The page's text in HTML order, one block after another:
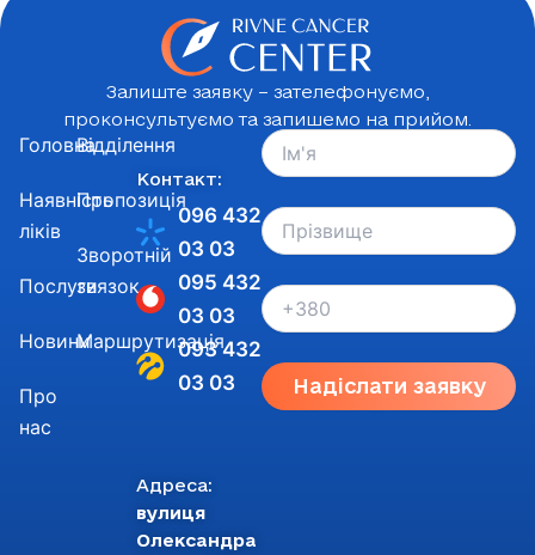
Залиште заявку – зателефонуємо,
проконсультуємо та запишемо на прийом.
Адреса:
вулиця
Олександра
Контакт:
096 432
03 03
095 432
03 03
093 432
03 03
Головна
Наявність
ліків
Послуги
Новини
Про
нас
Відділення
Пропозиція
Зворотній
звязок
Маршрутизація
Надіслати заявку